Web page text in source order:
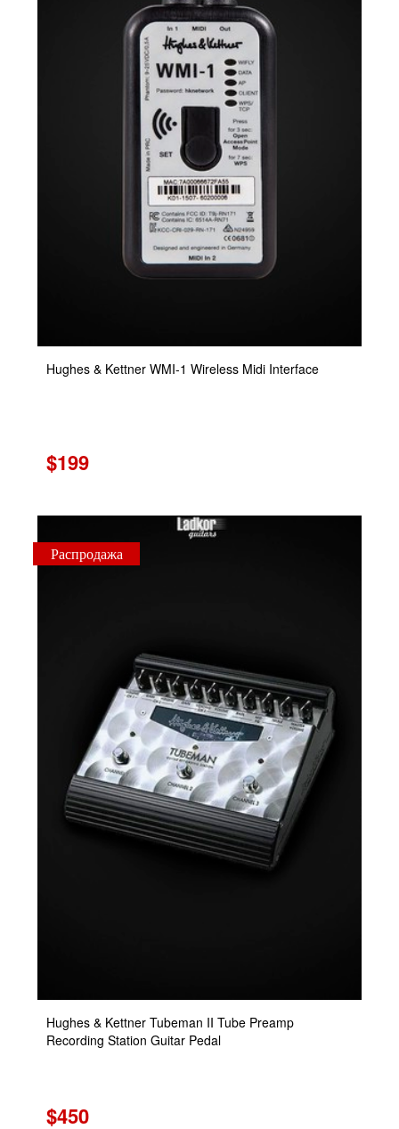
Hughes & Kettner WMI-1 Wireless Midi Interface
$199
Распродажа
Hughes & Kettner Tubeman II Tube Preamp
Recording Station Guitar Pedal
$450